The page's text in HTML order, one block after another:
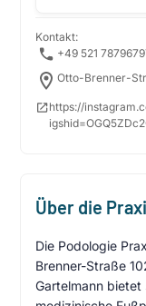
Kontakt:
+49 521
Otto-Brenner-
https://
Über die
Die Podologie
Brenner-Straße
Gartelmann